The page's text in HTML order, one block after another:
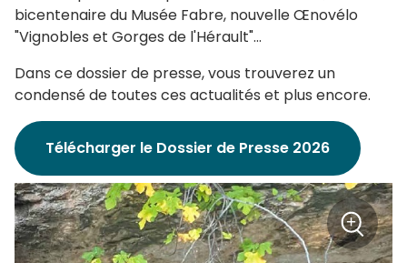
bicentenaire du Musée Fabre, nouvelle Œnovélo
"Vignobles et Gorges de l'Hérault"...
Dans ce dossier de presse, vous trouverez un
condensé de toutes ces actualités et plus encore.
Télécharger le Dossier de Presse 2026
Zoom
+